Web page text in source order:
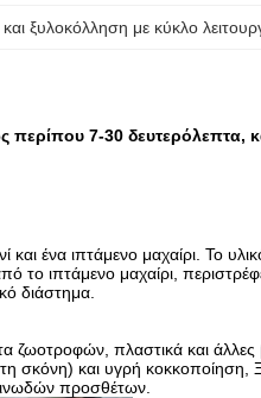
ξυλοκόλληση με κύκλο
7-30 δευτερόλεπτα,
ένα ιπτάμενο μαχαίρι. Το
το ιπτάμενο μαχαίρι,
διάστημα.
ζωοτροφών, πλαστικά και άλλες
σκόνη) και υγρή κοκκοποίηση,
προσθέτων.